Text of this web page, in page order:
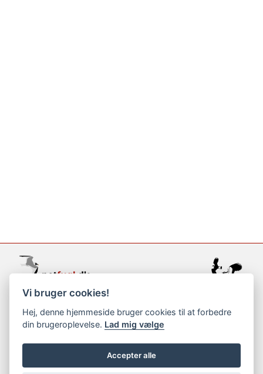
support@netfugl.dk
copyright © 2002-2023
Vi bruger cookies!
Hej, denne hjemmeside bruger cookies til at forbedre
din brugeroplevelse. Lad mig vælge
Accepter alle